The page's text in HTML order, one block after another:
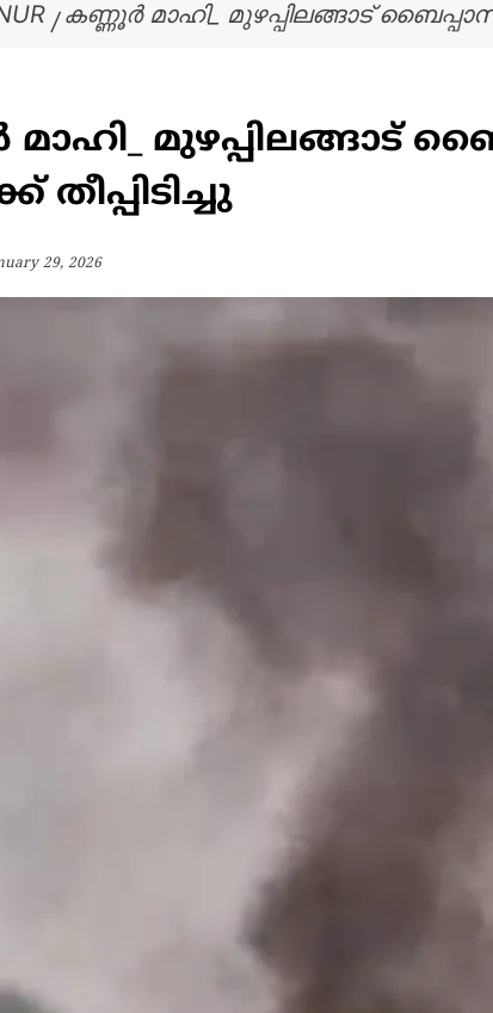
കണ്ണൂർ മാഹി_ മുഴപ്പിലങ്ങാട്
മുഴപ്പിലങ്ങാട്
തീപ്പിടിച്ചു
29, 2026